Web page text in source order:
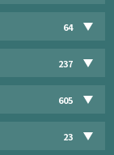
64
237
605
23